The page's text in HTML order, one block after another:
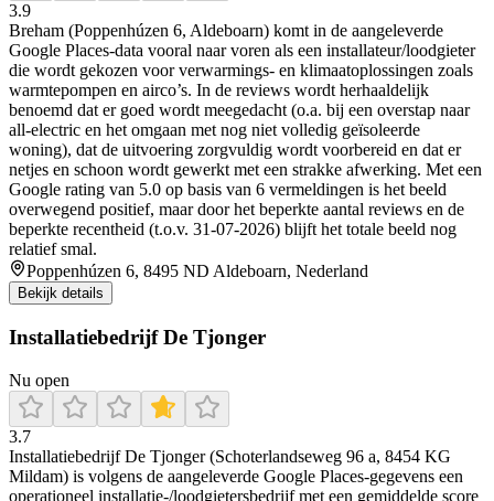
3.9
Breham (Poppenhúzen 6, Aldeboarn) komt in de aangeleverde
Google Places-data vooral naar voren als een installateur/loodgieter
die wordt gekozen voor verwarmings- en klimaatoplossingen zoals
warmtepompen en airco’s. In de reviews wordt herhaaldelijk
benoemd dat er goed wordt meegedacht (o.a. bij een overstap naar
all-electric en het omgaan met nog niet volledig geïsoleerde
woning), dat de uitvoering zorgvuldig wordt voorbereid en dat er
netjes en schoon wordt gewerkt met een strakke afwerking. Met een
Google rating van 5.0 op basis van 6 vermeldingen is het beeld
overwegend positief, maar door het beperkte aantal reviews en de
beperkte recentheid (t.o.v. 31-07-2026) blijft het totale beeld nog
relatief smal.
Poppenhúzen 6, 8495 ND Aldeboarn, Nederland
Bekijk details
Installatiebedrijf De Tjonger
Nu open
3.7
Installatiebedrijf De Tjonger (Schoterlandseweg 96 a, 8454 KG
Mildam) is volgens de aangeleverde Google Places-gegevens een
operationeel installatie-/loodgietersbedrijf met een gemiddelde score